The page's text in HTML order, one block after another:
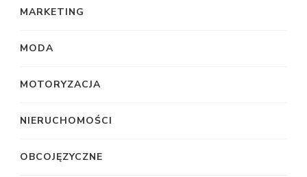
MARKETING
MODA
MOTORYZACJA
NIERUCHOMOŚCI
OBCOJĘZYCZNE